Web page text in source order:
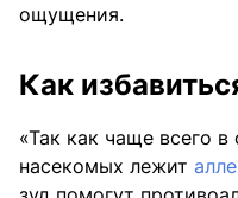
ощущения.
Как
«Так как чаще всего в
насекомых лежит